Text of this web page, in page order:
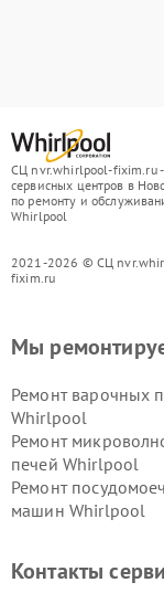
СЦ nvr.whirlpool-fixim.ru -
сервисных центров в
по ремонту и
Whirlpool
2021-2026 © СЦ
fixim.ru
Мы
Ремонт варочных
Whirlpool
Ремонт
печей Whirlpool
Ремонт
машин Whirlpool
Контакты